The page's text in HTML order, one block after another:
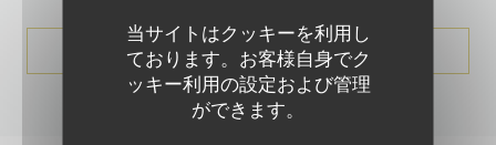
当サイトはクッキーを利用し
ております。お客様自身でク
ッキー利用の設定および管理
ができます。
プレス記事を見る((新しいウィンドウで開きま